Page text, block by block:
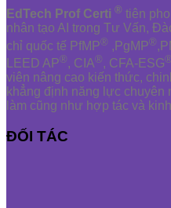
EdTech Prof Certi ® tiên
nhân tạo AI trong Tư Vấn,
chỉ quốc tế PfMP® ,PgMP®
LEED AP®, CIA®, CFA-ESG®
viên nâng cao kiến thức,
khẳng định năng lực
làm cũng như hợp tác và
ĐỐI TÁC